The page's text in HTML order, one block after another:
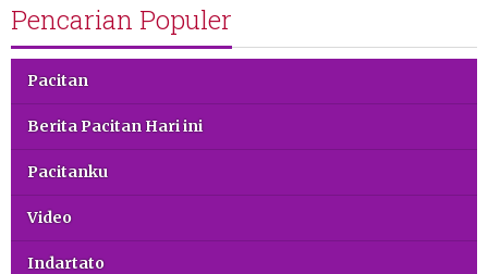
Pencarian Populer
Pacitan
Berita Pacitan Hari ini
Pacitanku
Video
Indartato